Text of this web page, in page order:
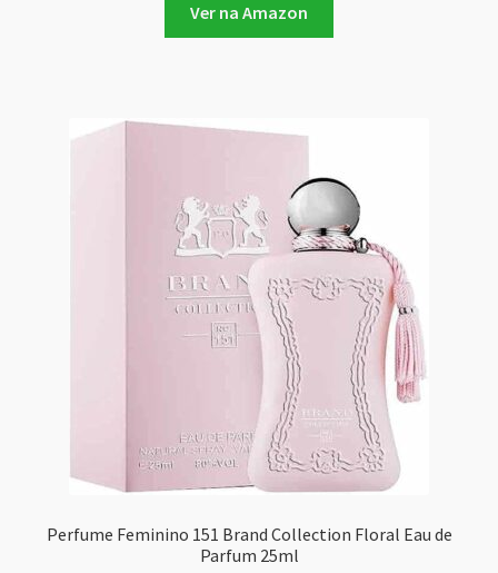
Ver na Amazon
Perfume Feminino 151 Brand Collection Floral Eau de
Parfum 25ml